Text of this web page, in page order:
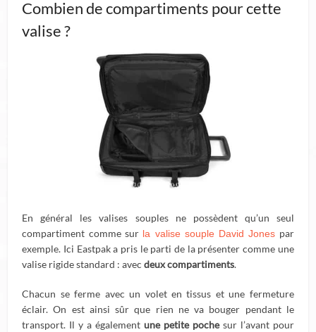
Combien de compartiments pour cette
valise ?
En général les valises souples ne possèdent qu’un seul
compartiment comme sur la valise souple David Jones par
exemple. Ici Eastpak a pris le parti de la présenter comme une
valise rigide standard : avecdeux compartiments.
Chacun se ferme avec un volet en tissus et une fermeture
éclair. On est ainsi sûr que rien ne va bouger pendant le
transport. Il y a également une petite pochesur l’avant pour